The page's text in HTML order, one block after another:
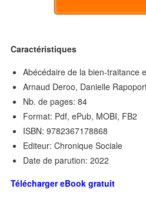
Caractéristiques
Abécédaire de la bien-traitance
Arnaud Deroo, Danielle
Nb. de pages: 84
Format: Pdf, ePub, MOBI, FB2
ISBN: 9782367178868
Editeur: Chronique Sociale
Date de parution: 2022
Télécharger eBook gratuit